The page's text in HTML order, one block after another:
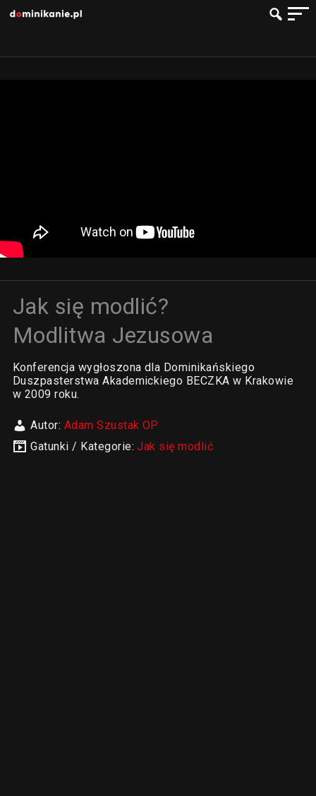
Jak się modlić?
Modlitwa Jezusowa
Konferencja wygłoszona dla Dominikańskiego
Duszpasterstwa Akademickiego BECZKA w Krakowie
w 2009 roku.
Autor: Adam Szustak OP
Gatunki / Kategorie:Jak się modlić